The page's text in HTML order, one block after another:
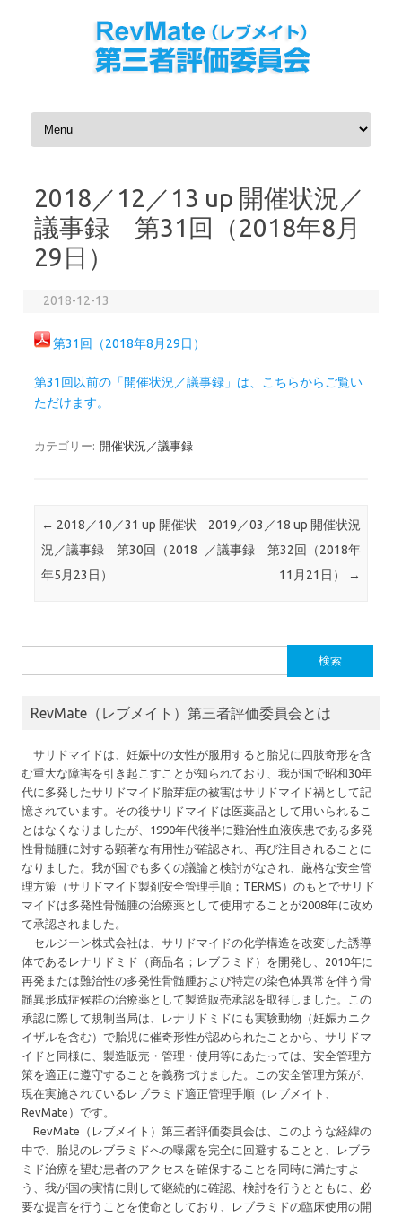
コンテンツへスキップ
2018／12／13 up 開催状況／
議事録 第31回（2018年8月
29日）
2018-12-13
第31回（2018年8月29日）
第31回以前の「開催状況／議事録」は、こちらからご覧い
ただけます。
カテゴリー: 開催状況／議事録
投稿ナビゲーション
← 2018／10／31 up 開催状
況／議事録 第30回（2018
年5月23日）
2019／03／18 up 開催状況
／議事録 第32回（2018年
11月21日）
→
索:
RevMate（レブメイト）第三者評価委員会とは
サリドマイドは、妊娠中の女性が服用すると胎児に四肢奇形を含
む重大な障害を引き起こすことが知られており、我が国で昭和30年
代に多発したサリドマイド胎芽症の被害はサリドマイド禍として記
憶されています。その後サリドマイドは医薬品として用いられるこ
とはなくなりましたが、1990年代後半に難治性血液疾患である多発
性骨髄腫に対する顕著な有用性が確認され、再び注目されることに
なりました。我が国でも多くの議論と検討がなされ、厳格な安全管
理方策（サリドマイド製剤安全管理手順；TERMS）のもとでサリド
マイドは多発性骨髄腫の治療薬として使用することが2008年に改め
て承認されました。
セルジーン株式会社は、サリドマイドの化学構造を改変した誘導
体であるレナリドミド（商品名；レブラミド）を開発し、2010年に
再発または難治性の多発性骨髄腫および特定の染色体異常を伴う骨
髄異形成症候群の治療薬として製造販売承認を取得しました。この
承認に際して規制当局は、レナリドミドにも実験動物（妊娠カニク
イザルを含む）で胎児に催奇形性が認められたことから、サリドマ
イドと同様に、製造販売・管理・使用等にあたっては、安全管理方
策を適正に遵守することを義務づけました。この安全管理方策が、
現在実施されているレブラミド適正管理手順（レブメイト、
RevMate）です。
RevMate（レブメイト）第三者評価委員会は、このような経緯の
中で、胎児のレブラミドへの曝露を完全に回避することと、レブラ
ミド治療を望む患者のアクセスを確保することを同時に満たすよ
う、我が国の実情に則して継続的に確認、検討を行うとともに、必
要な提言を行うことを使命としており、レブラミドの臨床使用の開